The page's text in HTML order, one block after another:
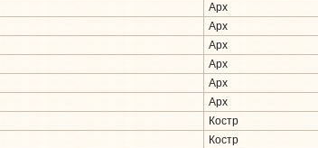
Арх
Арх
Арх
Арх
Арх
Арх
Костр
Костр